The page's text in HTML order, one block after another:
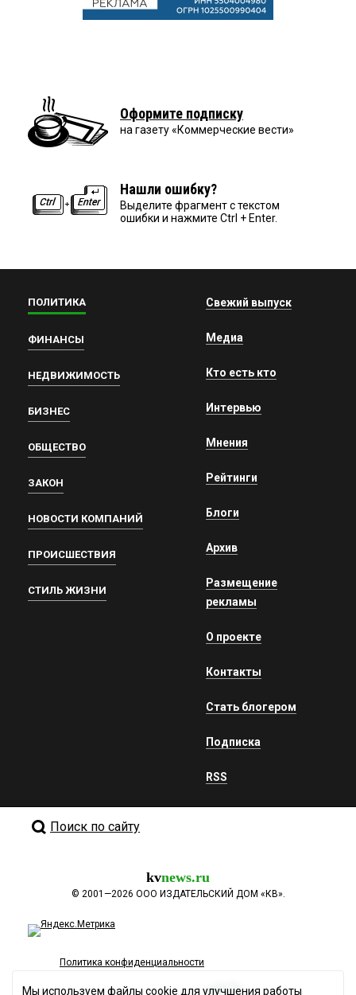
Оформите подписку
на газету «Коммерческие вести»
Нашли ошибку?
Выделите фрагмент с текстом
ошибки и нажмите Ctrl + Enter.
ПОЛИТИКА
ФИНАНСЫ
НЕДВИЖИМОСТЬ
БИЗНЕС
ОБЩЕСТВО
ЗАКОН
НОВОСТИ КОМПАНИЙ
ПРОИСШЕСТВИЯ
СТИЛЬ ЖИЗНИ
Свежий выпуск
Медиа
Кто есть кто
Интервью
Мнения
Рейтинги
Блоги
Архив
Размещение
рекламы
О проекте
Контакты
Стать блогером
Подписка
RSS
Поиск по сайту
kvnews.ru
© 2001—2026 ООО ИЗДАТЕЛЬСКИЙ ДОМ «КВ».
Политика конфиденциальности
Мы используем файлы cookie для улучшения работы